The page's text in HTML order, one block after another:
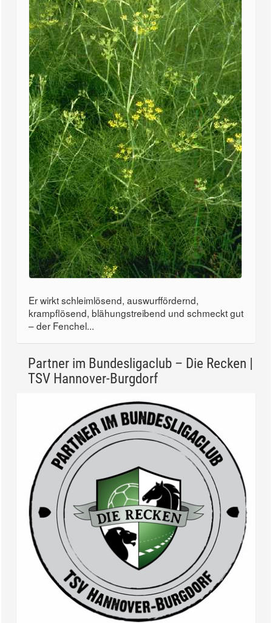
Er wirkt schleimlösend, auswurffördernd,
krampflösend, blähungstreibend und schmeckt gut
– der Fenchel...
Partner im Bundesligaclub – Die Recken |
TSV Hannover-Burgdorf